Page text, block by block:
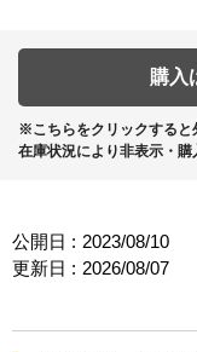
購入
※こちらをクリックすると
在庫状況により非表示・購
公開日 : 2023/08/10
更新日 : 2026/08/07